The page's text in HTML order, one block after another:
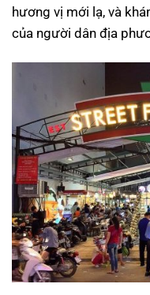
hương vị mới lạ, và
của người dân địa